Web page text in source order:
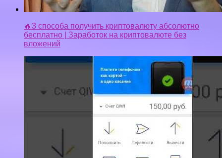
🔥3 способа получить криптовалюту абсолютно
бесплатно | Заработок на криптовалюте без
вложений